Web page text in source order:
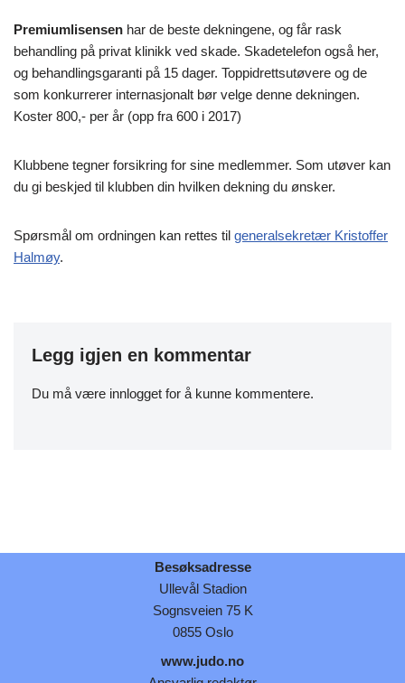
Premiumlisensen har de beste dekningene, og får rask
behandling på privat klinikk ved skade. Skadetelefon også her,
og behandlingsgaranti på 15 dager. Toppidrettsutøvere og de
som konkurrerer internasjonalt bør velge denne dekningen.
Koster 800,- per år (opp fra 600 i 2017)
Klubbene tegner forsikring for sine medlemmer. Som utøver kan
du gi beskjed til klubben din hvilken dekning du ønsker.
Spørsmål om ordningen kan rettes til generalsekretær Kristoffer
Halmøy.
Legg igjen en kommentar
Du må være innlogget for å kunne kommentere.
Besøksadresse
Ullevål Stadion
Sognsveien 75 K
0855 Oslo
www.judo.no